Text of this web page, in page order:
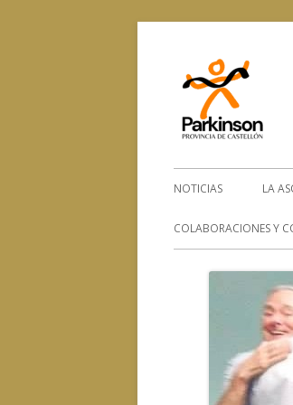
NOTICIAS LA
LA
COLABORACIONES Y
COLABORACIÓN CON
ENTIDADES SOCIALES,
Y DE INVESTIGACIÓN